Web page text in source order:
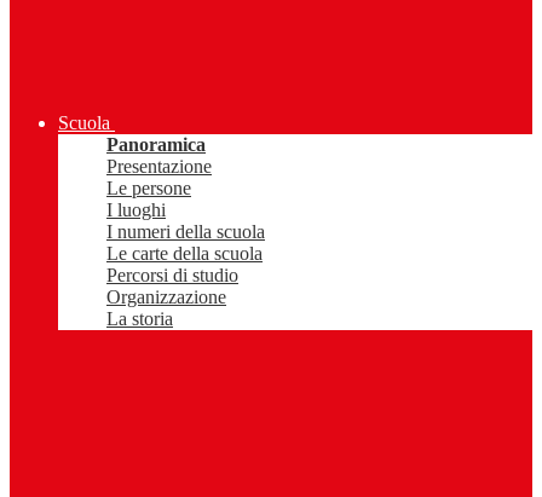
Scuola
Panoramica
Presentazione
Le persone
I luoghi
I numeri della scuola
Le carte della scuola
Percorsi di studio
Organizzazione
La storia